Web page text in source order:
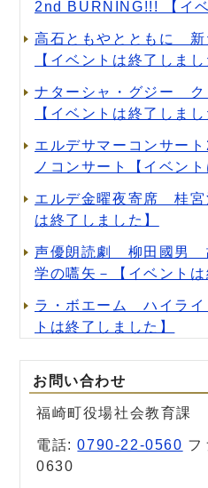
2nd BURNING!!! 【イ
高石ともやとともに 新
【イベントは終了しまし
ナターシャ・グジー ク
【イベントは終了しまし
エルデサマーコンサー
ノコンサート【イベン
エルデ金曜夜寄席 桂
は終了しました】
声優朗読劇 柳田國男
学の嚆矢－【イベントは
ラ・ボエーム ハイライ
トは終了しました】
お問い合わせ
福崎町役場社会教育課
電話:0790-22-0560 フ
0630